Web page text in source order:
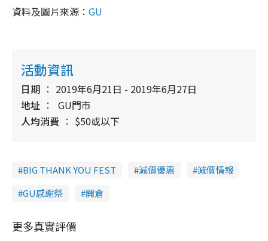
資料及圖片來源： GU
活動資訊
日期
2019年6月21日 - 2019年6月27日
地址
GU門市
人均消費
$50或以下
BIG THANK YOU FEST 減價優惠
減價情報
GU感謝祭
開倉
更多真實評價